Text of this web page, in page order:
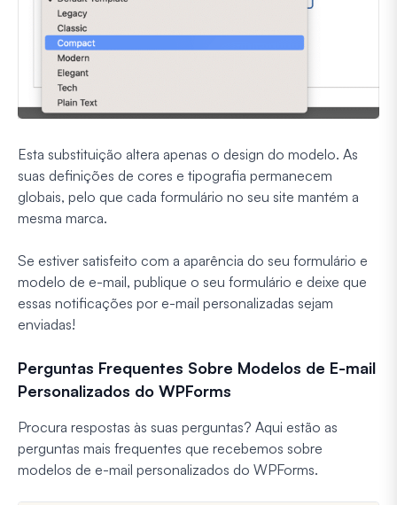
Esta substituição altera apenas o design do modelo. As
suas definições de cores e tipografia permanecem
globais, pelo que cada formulário no seu site mantém a
mesma marca.
Se estiver satisfeito com a aparência do seu formulário e
modelo de e-mail, publique o seu formulário e deixe que
essas notificações por e-mail personalizadas sejam
enviadas!
Perguntas Frequentes Sobre Modelos de E-mail
Personalizados do WPForms
Procura respostas às suas perguntas? Aqui estão as
perguntas mais frequentes que recebemos sobre
modelos de e-mail personalizados do WPForms.